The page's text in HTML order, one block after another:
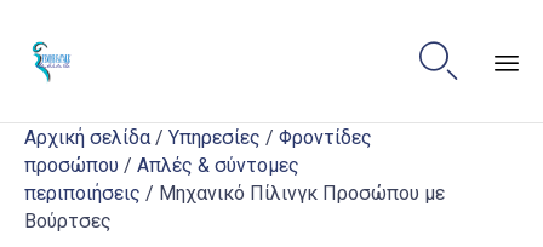

Αρχική σελίδα / Υπηρεσίες / Φροντίδες
προσώπου / Απλές & σύντομες
περιποιήσεις / Μηχανικό Πίλινγκ Προσώπου με
Βούρτσες